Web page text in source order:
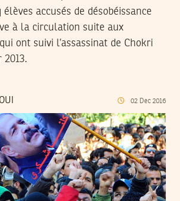
accusés de désobéissance
à la circulation suite aux
ont suivi l’assassinat de Chokri
2013.
02 Dec 2016